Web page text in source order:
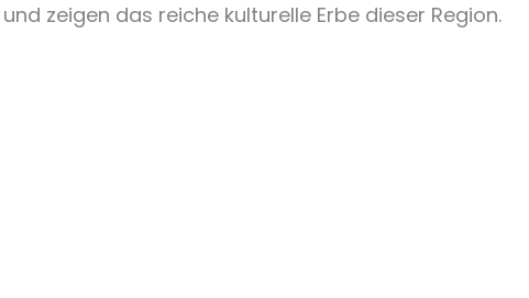
zeigen das reiche kulturelle Erbe dieser Region.